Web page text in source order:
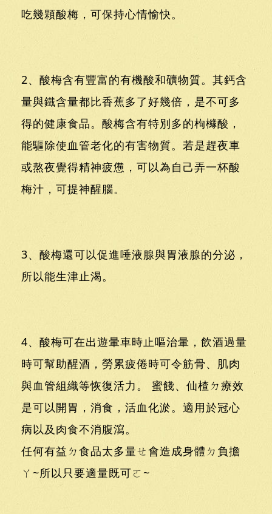
吃幾顆酸梅，可保持心情愉快。
2、酸梅含有豐富的有機酸和礦物質。其鈣含
量與鐵含量都比香蕉多了好幾倍，是不可多
得的健康食品。酸梅含有特別多的枸櫞酸，
能驅除使血管老化的有害物質。若是趕夜車
或熬夜覺得精神疲憊，可以為自己弄一杯酸
梅汁，可提神醒腦。
3、酸梅還可以促進唾液腺與胃液腺的分泌，
所以能生津止渴。
4、酸梅可在出遊暈車時止嘔治暈，飲酒過量
時可幫助醒酒，勞累疲倦時可令筋骨、肌肉
與血管組織等恢復活力。 蜜餞、仙楂ㄉ療效
是可以開胃，消食，活血化淤。適用於冠心
病以及肉食不消腹瀉。
任何有益ㄉ食品太多量ㄝ會造成身體ㄉ負擔
ㄚ~所以只要適量既可ㄛ~